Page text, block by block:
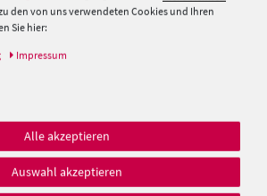
100%
39,99 €
SALE
den von uns verwendeten Cookies und Ihren
Sie hier:
Impressum
Alle akzeptieren
Auswahl akzeptieren